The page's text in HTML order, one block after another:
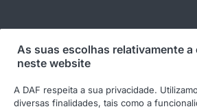
Siga-nos
As suas escolhas relativamente a
neste website
A DAF respeita a sua privacidade.
diversas finalidades, tais como a